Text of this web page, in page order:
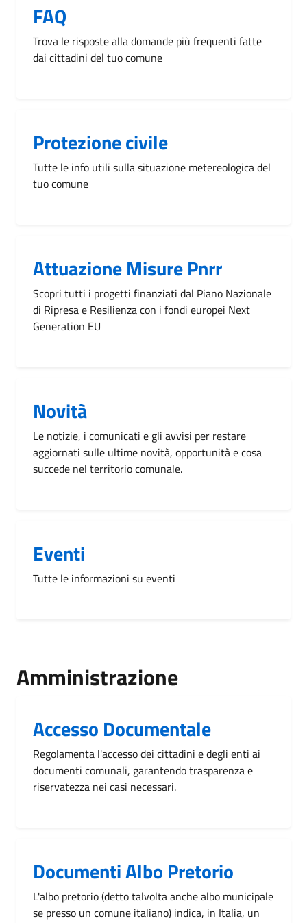
FAQ
Trova le risposte alla domande più frequenti fatte
dai cittadini del tuo comune
Protezione civile
Tutte le info utili sulla situazione metereologica del
tuo comune
Attuazione Misure Pnrr
Scopri tutti i progetti finanziati dal Piano Nazionale
di Ripresa e Resilienza con i fondi europei Next
Generation EU
Novità
Le notizie, i comunicati e gli avvisi per restare
aggiornati sulle ultime novità, opportunità e cosa
succede nel territorio comunale.
Eventi
Tutte le informazioni su eventi
Amministrazione
Accesso Documentale
Regolamenta l'accesso dei cittadini e degli enti ai
documenti comunali, garantendo trasparenza e
riservatezza nei casi necessari.
Documenti Albo Pretorio
L'albo pretorio (detto talvolta anche albo municipale
se presso un comune italiano) indica, in Italia, un